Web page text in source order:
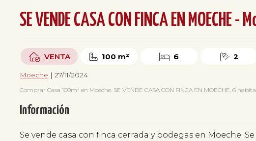
SE VENDE CASA CON FINCA EN MOECHE -
VENTA 100 m² 6 2
Moeche | 27/11/2024
Comprar Casa 100m² en Moeche. SE VENDE CASA CON FINCA EN MOECHE, 6
Información
Se vende casa con finca cerrada y bodegas en Moeche.